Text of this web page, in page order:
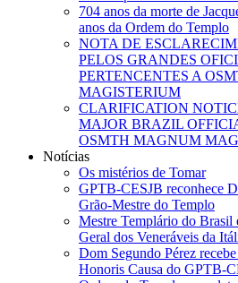
704 anos da morte de
anos da Ordem do Templo
NOTA DE
PELOS GRANDES
PERTENCENTES A
MAGISTERIUM
CLARIFICATION
MAJOR BRAZIL
OSMTH MAGNUM
Notícias
Os mistérios de Tomar
GPTB-CESJB reconhece
Grão-Mestre do Templo
Mestre Templário do Brasil
Geral dos Veneráveis da
Dom Segundo Pérez
Honoris Causa do GPTB-